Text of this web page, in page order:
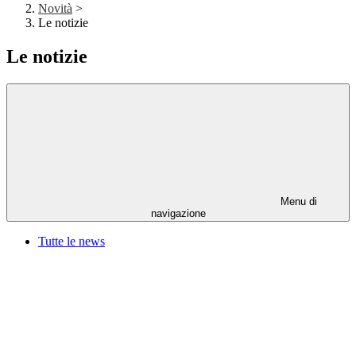
Novità >
Le notizie
Le notizie
Menu di
navigazione
Tutte le news